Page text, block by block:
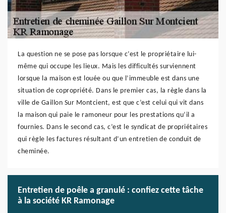
La question ne se pose pas lorsque c’est le propriétaire lui-
même qui occupe les lieux. Mais les difficultés surviennent
lorsque la maison est louée ou que l’immeuble est dans une
situation de copropriété. Dans le premier cas, la règle dans la
ville de Gaillon Sur Montcient, est que c’est celui qui vit dans
la maison qui paie le ramoneur pour les prestations qu’il a
fournies. Dans le second cas, c’est le syndicat de propriétaires
qui règle les factures résultant d’un entretien de conduit de
cheminée.
Entretien de poêle a granulé : confiez cette tâche
à la société KR Ramonage